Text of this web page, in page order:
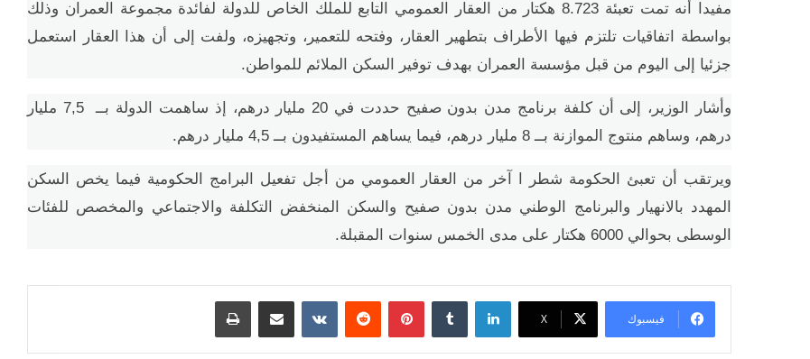
مفيدا أنه تمت تعبئة 8.723 هكتار من العقار العمومي التابع للملك الخاص للدولة لفائدة مجموعة العمران وذلك
بواسطة اتفاقيات تلتزم فيها الأطراف بتطهير العقار، وفتحه للتعمير، وتجهيزه، ولفت إلى أن هذا العقار استعمل
جزئيا إلى اليوم من قبل مؤسسة العمران بهدف توفير السكن الملائم للمواطن.
وأشار الوزير، إلى أن كلفة برنامج مدن بدون صفيح حددت في 20 مليار درهم، إذ ساهمت الدولة بــ 7,5 مليار
درهم، وساهم منتوج الموازنة بــ 8 مليار درهم، فيما يساهم المستفيدون بــ 4,5 مليار درهم.
ويرتقب أن تعبئ الحكومة شطر ا آخر من العقار العمومي من أجل تفعيل البرامج الحكومية فيما يخص السكن
المهدد بالانهيار والبرنامج الوطني مدن بدون صفيح والسكن المنخفض التكلفة والاجتماعي والمخصص للفئات
الوسطى بحوالي 6000 هكتار على مدى الخمس سنوات المقبلة.
فيسبوك ‫X
لينكدإن بينتيريست مشاركة عبر البريد طباعة